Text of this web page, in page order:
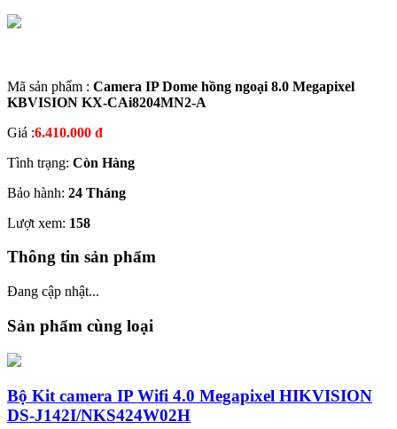
Mã sản phẩm : Camera IP Dome hồng ngoại 8.0 Megapixel
KBVISION KX-CAi8204MN2-A
Giá :6.410.000 đ
Tình trạng: Còn Hàng
Bảo hành: 24 Tháng
Lượt xem: 158
Thông tin sản phẩm
Đang cập nhật...
Sản phẩm cùng loại
Bộ Kit camera IP Wifi 4.0 Megapixel HIKVISION
DS-J142I/NKS424W02H